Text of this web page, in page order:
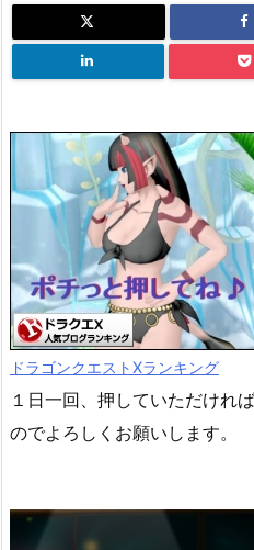
ドラゴンクエストXランキング
１日一回、押していただけれ
のでよろしくお願いします。